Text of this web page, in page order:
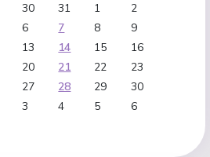
30 31 1
2
6 7 8
9
13 14 15
16
20 21 22
23
27 28 29
30
3 4 5 6